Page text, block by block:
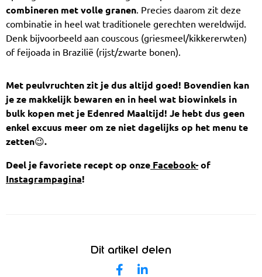
combineren met volle granen. Precies daarom zit deze
combinatie in heel wat traditionele gerechten wereldwijd.
Denk bijvoorbeeld aan couscous (griesmeel/kikkererwten)
of feijoada in Brazilië (rijst/zwarte bonen).
Met peulvruchten zit je dus altijd goed! Bovendien kan
je ze makkelijk bewaren en in heel wat biowinkels in
bulk kopen met je Edenred Maaltijd! Je hebt dus geen
enkel excuus meer om ze niet dagelijks op het menu te
zetten😉.
Deel je favoriete recept op onze Facebook- of
Instagrampagina!
Dit artikel delen